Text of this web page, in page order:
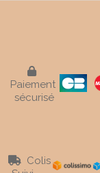

Paiement
sécurisé

Colis